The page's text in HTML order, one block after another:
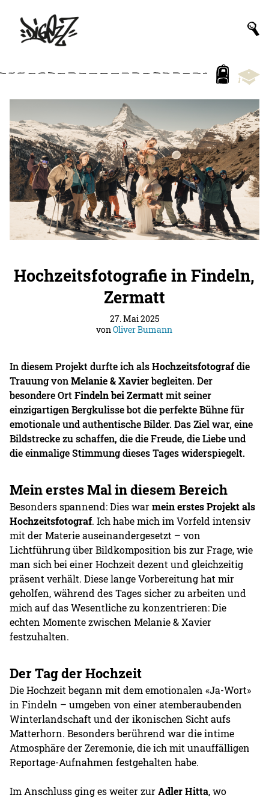
Hochzeitsfotografie in Findeln,
Zermatt
27. Mai 2025
vonOliver Bumann
In diesem Projekt durfte ich alsHochzeitsfotografdie
Trauung vonMelanie & Xavierbegleiten. Der
besondere OrtFindeln bei Zermattmit seiner
einzigartigen Bergkulisse bot die perfekte Bühne für
emotionale und authentische Bilder. Das Ziel war, eine
Bildstrecke zu schaffen, die die Freude, die Liebe und
die einmalige Stimmung dieses Tages widerspiegelt.
Mein erstes Mal in diesem Bereich
Besonders spannend: Dies warmein erstes Projekt als
Hochzeitsfotograf. Ich habe mich im Vorfeld intensiv
mit der Materie auseinandergesetzt – von
Lichtführung über Bildkomposition bis zur Frage, wie
man sich bei einer Hochzeit dezent und gleichzeitig
präsent verhält. Diese lange Vorbereitung hat mir
geholfen, während des Tages sicher zu arbeiten und
mich auf das Wesentliche zu konzentrieren: Die
echten Momente zwischen Melanie & Xavier
festzuhalten.
Der Tag der Hochzeit
Die Hochzeit begann mit dem emotionalen «Ja-Wort»
in Findeln – umgeben von einer atemberaubenden
Winterlandschaft und der ikonischen Sicht aufs
Matterhorn. Besonders berührend war die intime
Atmosphäre der Zeremonie, die ich mit unauffälligen
Reportage-Aufnahmen festgehalten habe.
Im Anschluss ging es weiter zurAdler Hitta, wo